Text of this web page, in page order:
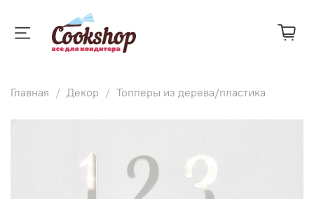
Главная Декор Топперы из дерева/пластика